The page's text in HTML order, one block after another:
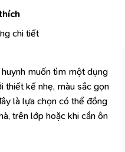
chi tiết
muốn tìm một dụng
thiết kế nhẹ, màu sắc gọn
là lựa chọn có thể đồng
trên lớp hoặc khi cần ôn